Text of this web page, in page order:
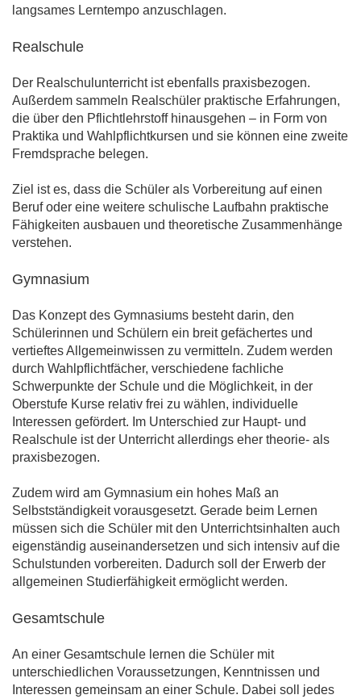
langsames Lerntempo anzuschlagen.
Realschule
Der Realschulunterricht ist ebenfalls praxisbezogen.
Außerdem sammeln Realschüler praktische Erfahrungen,
die über den Pflichtlehrstoff hinausgehen – in Form von
Praktika und Wahlpflichtkursen und sie können eine zweite
Fremdsprache belegen.
Ziel ist es, dass die Schüler als Vorbereitung auf einen
Beruf oder eine weitere schulische Laufbahn praktische
Fähigkeiten ausbauen und theoretische Zusammenhänge
verstehen.
Gymnasium
Das Konzept des Gymnasiums besteht darin, den
Schülerinnen und Schülern ein breit gefächertes und
vertieftes Allgemeinwissen zu vermitteln. Zudem werden
durch Wahlpflichtfächer, verschiedene fachliche
Schwerpunkte der Schule und die Möglichkeit, in der
Oberstufe Kurse relativ frei zu wählen, individuelle
Interessen gefördert. Im Unterschied zur Haupt- und
Realschule ist der Unterricht allerdings eher theorie- als
praxisbezogen.
Zudem wird am Gymnasium ein hohes Maß an
Selbstständigkeit vorausgesetzt. Gerade beim Lernen
müssen sich die Schüler mit den Unterrichtsinhalten auch
eigenständig auseinandersetzen und sich intensiv auf die
Schulstunden vorbereiten. Dadurch soll der Erwerb der
allgemeinen Studierfähigkeit ermöglicht werden.
Gesamtschule
An einer Gesamtschule lernen die Schüler mit
unterschiedlichen Voraussetzungen, Kenntnissen und
Interessen gemeinsam an einer Schule. Dabei soll jedes